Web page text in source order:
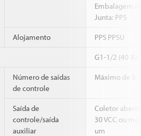
Embalagem
Junta: PPS
Alojamento PPS PPSU
G1-1/2 (40 A)
Número de saídas
de controle
Máximo de 5
Saída de
controle/saída
auxiliar
Coletor
30 VCC ou
um